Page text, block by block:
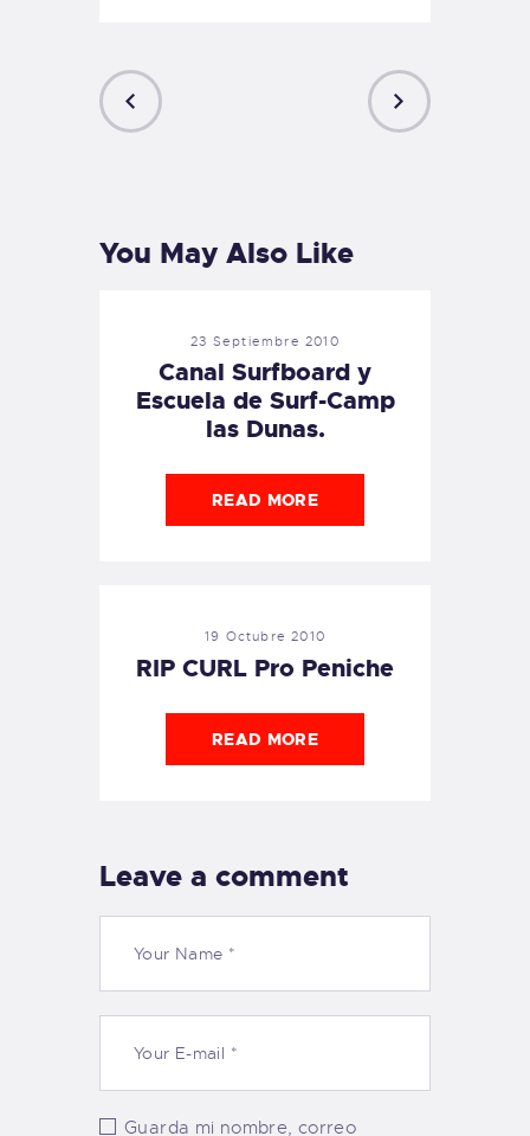
You May Also Like
23 Septiembre 2010
Canal Surfboard y
Escuela de Surf-Camp
las Dunas.
READ MORE
19 Octubre 2010
RIP CURL Pro Peniche
READ MORE
Leave a comment
Guarda mi nombre, correo